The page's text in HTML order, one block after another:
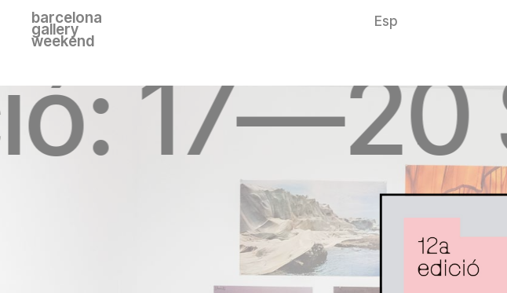
barcelona
gallery
weekend
Esp
17—20